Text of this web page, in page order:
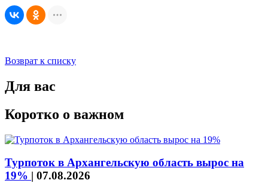
Возврат к списку
Для вас
Коротко о важном
Турпоток в Архангельскую область вырос на
19% | 07.08.2026